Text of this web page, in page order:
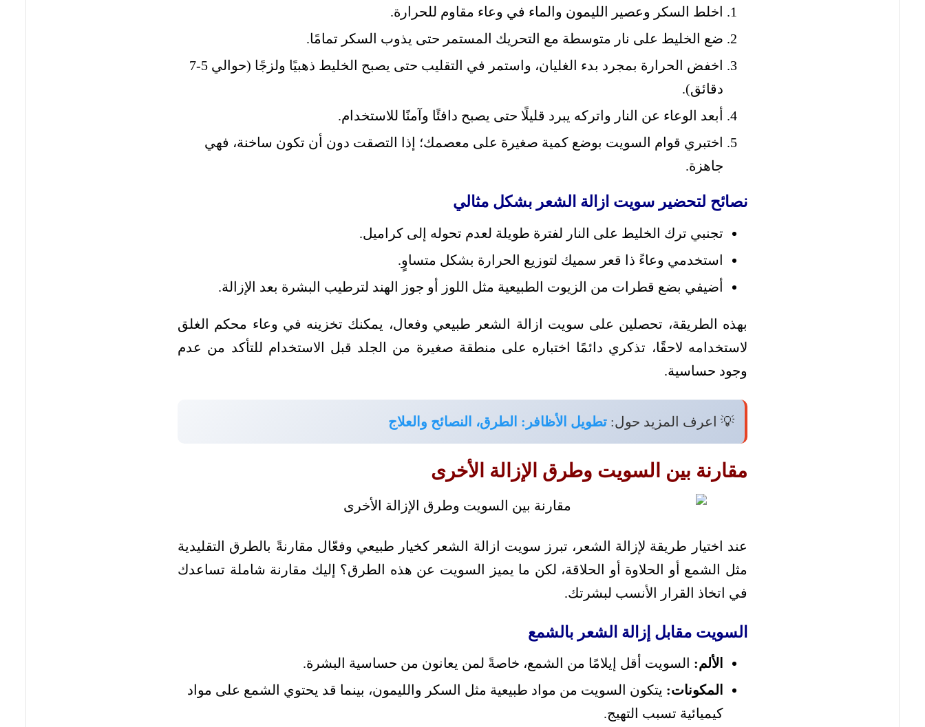
اخلط السكر وعصير الليمون والماء في وعاء مقاوم للحرارة.
ضع الخليط على نار متوسطة مع التحريك المستمر حتى يذوب السكر تمامًا.
اخفض الحرارة بمجرد بدء الغليان، واستمر في التقليب حتى يصبح الخليط ذهبيًا ولزجًا (حوالي 5-7
دقائق).
أبعد الوعاء عن النار واتركه يبرد قليلًا حتى يصبح دافئًا وآمنًا للاستخدام.
اختبري قوام السويت بوضع كمية صغيرة على معصمك؛ إذا التصقت دون أن تكون ساخنة، فهي
جاهزة.
نصائح لتحضير سويت ازالة الشعر بشكل مثالي
تجنبي ترك الخليط على النار لفترة طويلة لعدم تحوله إلى كراميل.
استخدمي وعاءً ذا قعر سميك لتوزيع الحرارة بشكل متساوٍ.
أضيفي بضع قطرات من الزيوت الطبيعية مثل اللوز أو جوز الهند لترطيب البشرة بعد الإزالة.
بهذه الطريقة، تحصلين على سويت ازالة الشعر طبيعي وفعال، يمكنك تخزينه في وعاء محكم الغلق
لاستخدامه لاحقًا، تذكري دائمًا اختباره على منطقة صغيرة من الجلد قبل الاستخدام للتأكد من عدم
وجود حساسية.
💡 اعرف المزيد حول:تطويل الأظافر: الطرق، النصائح والعلاج
مقارنة بين السويت وطرق الإزالة الأخرى
عند اختيار طريقة لإزالة الشعر، تبرز سويت ازالة الشعر كخيار طبيعي وفعّال مقارنةً بالطرق التقليدية
مثل الشمع أو الحلاوة أو الحلاقة، لكن ما يميز السويت عن هذه الطرق؟ إليك مقارنة شاملة تساعدك
في اتخاذ القرار الأنسب لبشرتك.
السويت مقابل إزالة الشعر بالشمع
الألم: السويت أقل إيلامًا من الشمع، خاصةً لمن يعانون من حساسية البشرة.
المكونات: يتكون السويت من مواد طبيعية مثل السكر والليمون، بينما قد يحتوي الشمع على مواد
كيميائية تسبب التهيج.